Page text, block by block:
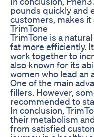
pounds quickly and
customers, makes it
TrimTone
TrimTone is a
fat more efficiently.
work together to
also known for its
women who lead an
One of the main
fillers. However,
recommended to
In conclusion,
their metabolism
from satisfied